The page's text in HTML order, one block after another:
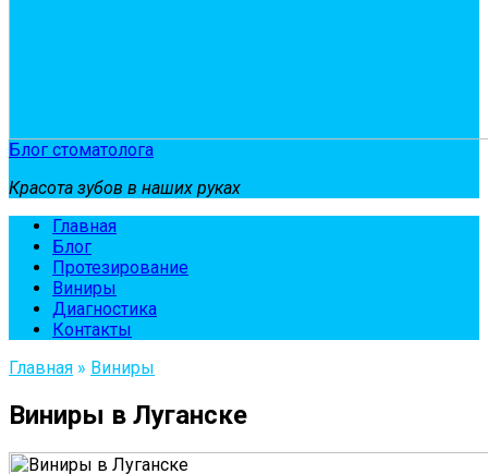
Блог стоматолога
Красота зубов в наших руках
Главная
Блог
Протезирование
Виниры
Диагностика
Контакты
Главная » Виниры
Виниры в Луганске